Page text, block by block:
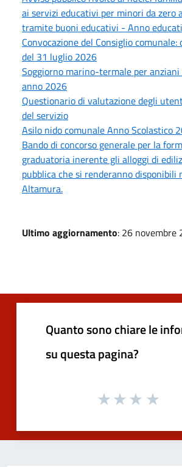
ai servizi educativi per minori da zero
tramite buoni educativi - Anno
Convocazione del Consiglio
del 31 luglio 2026
Soggiorno marino-termale per
anno 2026
Questionario di valutazione degli
del servizio
Asilo nido comunale Anno Scolastico
Bando di concorso generale per la
graduatoria inerente gli alloggi di
pubblica che si renderanno disponibili
Altamura.
Ultimo aggiornamento: 26 novembre
Quanto sono chiare le
su questa pagina?